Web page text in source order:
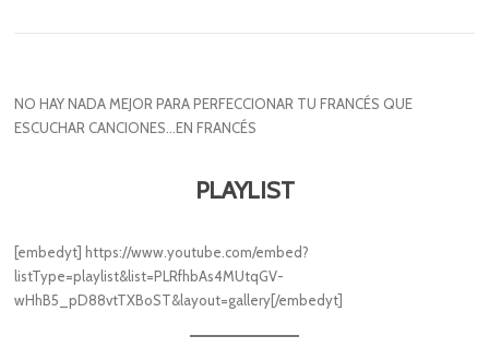
NO HAY NADA MEJOR PARA PERFECCIONAR TU FRANCÉS QUE
ESCUCHAR CANCIONES…EN FRANCÉS
PLAYLIST
[embedyt] https://www.youtube.com/embed?
listType=playlist&list=PLRfhbAs4MUtqGV-
wHhB5_pD88vtTXBoST&layout=gallery[/embedyt]